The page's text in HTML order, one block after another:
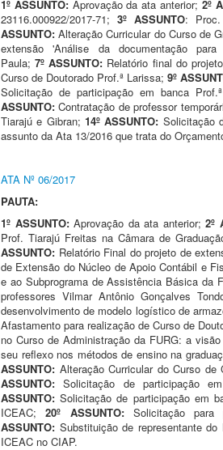
1º ASSUNTO: Aprovação da ata anterior; 2º
23116.000922/2017-71; 3º ASSUNTO: Proc.
ASSUNTO:Alteração Curricular do Curso de
extensão 'Análise da documentação
Paula;7º ASSUNTO: Relatório final do
Curso de Doutorado Prof.ª Larissa;9º
Solicitação de participação em banca
ASSUNTO:Contratação de professor
Tiarajú e Gibran;14º ASSUNTO: Solicitação
assunto da Ata 13/2016 que trata do
ATA Nº 06/2017
PAUTA:
1º ASSUNTO: Aprovação da ata anterior; 2º
Prof. Tiarajú Freitas na Câmara de
ASSUNTO: Relatório Final do projeto de
de Extensão do Núcleo de Apoio Contábil e
e ao Subprograma de Assistência Básica da
professores Vilmar Antônio Gonçalves
desenvolvimento de modelo logístico de
Afastamento para realização de Curso de
no Curso de Administração da FURG: a
seu reflexo nos métodos de ensino na
ASSUNTO: Alteração Curricular do Curso
ASSUNTO:Solicitação de participação
ASSUNTO:Solicitação de participação em
ICEAC;20º ASSUNTO: Solicitação
ASSUNTO: Substituição de representante
ICEAC no CIAP.